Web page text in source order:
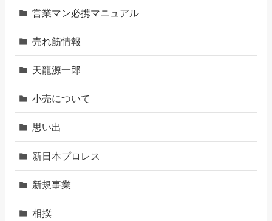
営業マン必携マニュアル
売れ筋情報
天龍源一郎
小売について
思い出
新日本プロレス
新規事業
相撲